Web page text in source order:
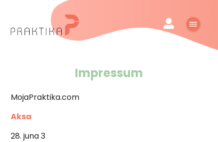
Impressum
MojaPraktika.com
Aksa
28. juna 3